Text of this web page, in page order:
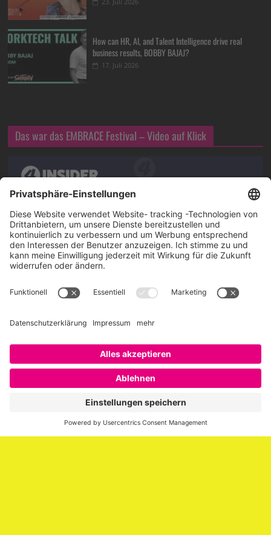
How can HR, AI, and Talent Intelligence drive real
business results, BOBBY BAJAJ?
17. Juli 2026
Das war das EMBRACE Festival – Video auf Klick
Über SAATKORN
SAATKORN ist der Blog von Gero Hesse. Seit 2009 schreibt
er über die Themen Employer Branding,